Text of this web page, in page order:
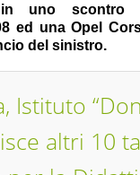
uno scontro
ed una Opel
del sinistro.
Istituto
altri 10